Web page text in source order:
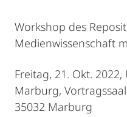
Workshop des
Medienwissenschaft
Freitag, 21. Okt.
Marburg,
35032 Marburg